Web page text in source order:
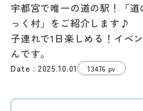
宇都宮で唯一の道の駅！「
っく村」をご紹介します♪
子連れで1日楽しめる！イベ
んです。
2025.10.01 13476 pv